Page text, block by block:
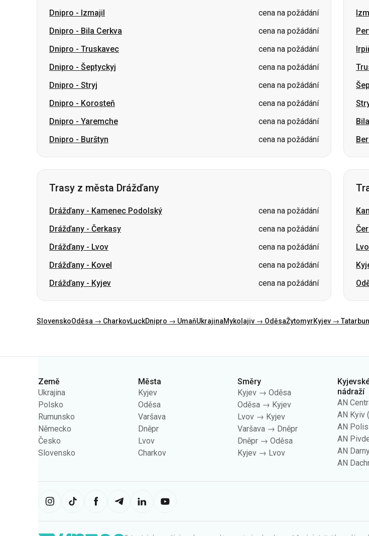
Dnipro - Izmajil
cena na požádání
Dnipro - Bila Cerkva
cena na požádání
Dnipro - Truskavec
cena na požádání
Dnipro - Šeptyckyj
cena na požádání
Dnipro - Stryj
cena na požádání
Dnipro - Korosteň
cena na požádání
Dnipro - Yaremche
cena na požádání
Dnipro - Burštyn cena na požádání
Trasy z města Drážďany
Drážďany - Kamenec Podolský
cena na požádání
Drážďany - Čerkasy
cena na požádání
Drážďany - Lvov
cena na požádání
Drážďany - Kovel
cena na požádání
Drážďany - Kyjev cena na požádání
SlovenskoOděsa → CharkovLuckDnipro → UmaňUkrajinaMykolajiv → OděsaŽytomyrKyjev →
Kategorie
Země
Ukrajina
Polsko
Rumunsko
Německo
Česko
Slovensko
Města
Kyjev
Oděsa
Varšava
Dněpr
Lvov
Charkov
Směry
Kyjev → Oděsa
Oděsa → Kyjev
Lvov → Kyjev
Varšava → Dněpr
Dněpr → Oděsa
Kyjev → Lvov
nádraží
AN
AN Kyiv
AN
AN
AN
AN